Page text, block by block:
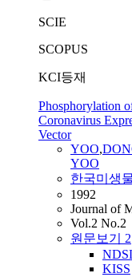
SCIE
SCOPUS
KCI등재
Phosphorylation
Coronavirus
Vector
YOO,
YOO
한국미생
1992
Journal of
Vol.2 No.2
원문보기 2
KISS